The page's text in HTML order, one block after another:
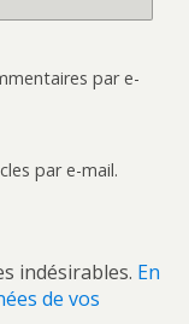
par e-
par e-mail.
indésirables. En
de vos